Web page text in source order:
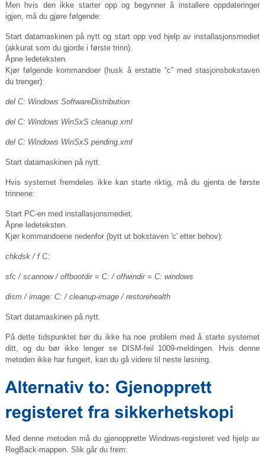
Men hvis den ikke starter opp og begynner å installere oppdateringer
igjen, må du gjøre følgende:
Start datamaskinen på nytt og start opp ved hjelp av installasjonsmediet
(akkurat som du gjorde i første trinn).
Åpne ledeteksten.
Kjør følgende kommandoer (husk å erstatte “c” med stasjonsbokstaven
du trenger):
del C: Windows SoftwareDistribution
del C: Windows WinSxS cleanup.xml
del C: Windows WinSxS pending.xml
Start datamaskinen på nytt.
Hvis systemet fremdeles ikke kan starte riktig, må du gjenta de første
trinnene:
Start PC-en med installasjonsmediet.
Åpne ledeteksten.
Kjør kommandoene nedenfor (bytt ut bokstaven 'c' etter behov):
chkdsk / f C:
sfc / scannow / offbootdir = C: / offwindir = C: windows
dism / image: C: / cleanup-image / restorehealth
Start datamaskinen på nytt.
På dette tidspunktet bør du ikke ha noe problem med å starte systemet
ditt, og du bør ikke lenger se DISM-feil 1009-meldingen. Hvis denne
metoden ikke har fungert, kan du gå videre til neste løsning.
Med denne metoden må du gjenopprette Windows-registeret ved hjelp av
RegBack-mappen. Slik går du frem: